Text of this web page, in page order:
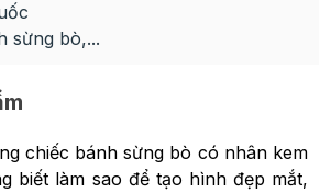
sừng bò,...
chiếc bánh sừng bò có nhân kem
biết làm sao để tạo hình đẹp mắt,